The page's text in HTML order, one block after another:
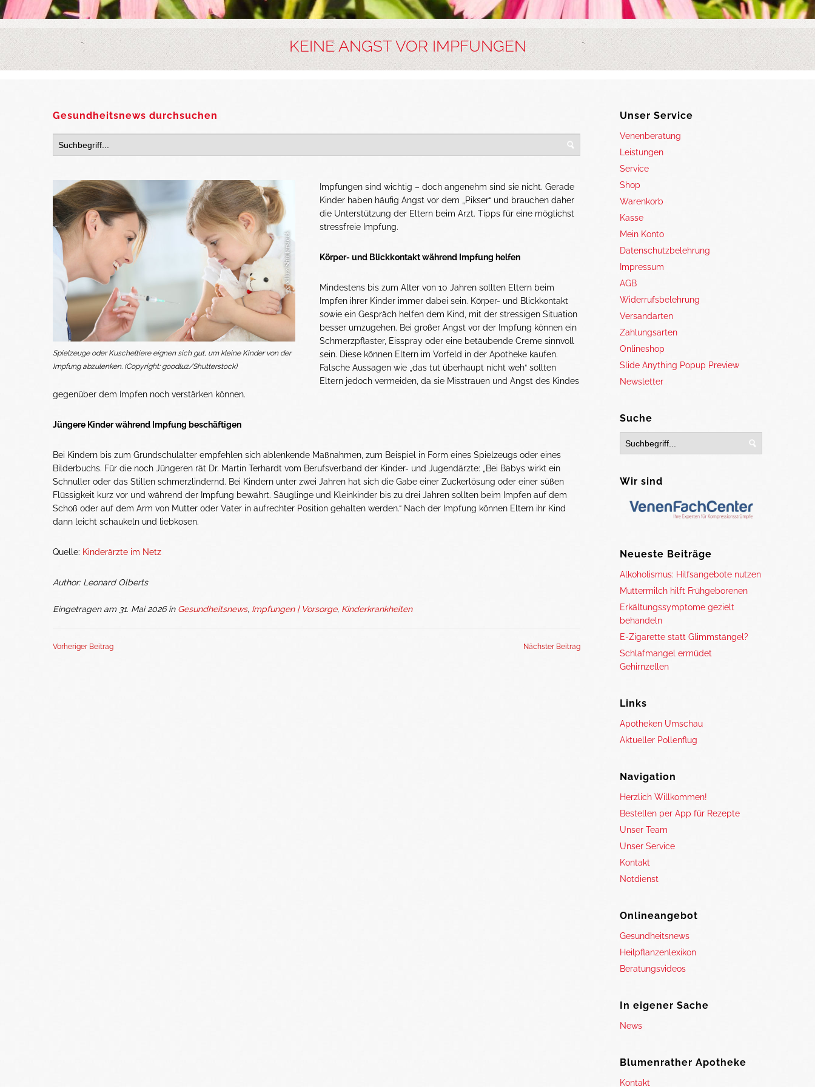
KEINE ANGST VOR IMPFUNGEN
Gesundheitsnews durchsuchen
Spielzeuge oder Kuscheltiere eignen sich gut, um kleine Kinder von der
Impfung abzulenken. (Copyright: goodluz/Shutterstock)
Impfungen sind wichtig – doch angenehm sind sie nicht. Gerade
Kinder haben häufig Angst vor dem „Pikser“ und brauchen daher
die Unterstützung der Eltern beim Arzt. Tipps für eine möglichst
stressfreie Impfung.
Körper- und Blickkontakt während Impfung helfen
Mindestens bis zum Alter von 10 Jahren sollten Eltern beim
Impfen ihrer Kinder immer dabei sein. Körper- und Blickkontakt
sowie ein Gespräch helfen dem Kind, mit der stressigen Situation
besser umzugehen. Bei großer Angst vor der Impfung können ein
Schmerzpflaster, Eisspray oder eine betäubende Creme sinnvoll
sein. Diese können Eltern im Vorfeld in der Apotheke kaufen.
Falsche Aussagen wie „das tut überhaupt nicht weh“ sollten
Eltern jedoch vermeiden, da sie Misstrauen und Angst des Kindes
gegenüber dem Impfen noch verstärken können.
Jüngere Kinder während Impfung beschäftigen
Bei Kindern bis zum Grundschulalter empfehlen sich ablenkende Maßnahmen, zum Beispiel in Form eines Spielzeugs oder eines
Bilderbuchs. Für die noch Jüngeren rät Dr. Martin Terhardt vom Berufsverband der Kinder- und Jugendärzte: „Bei Babys wirkt ein
Schnuller oder das Stillen schmerzlindernd. Bei Kindern unter zwei Jahren hat sich die Gabe einer Zuckerlösung oder einer süßen
Flüssigkeit kurz vor und während der Impfung bewährt. Säuglinge und Kleinkinder bis zu drei Jahren sollten beim Impfen auf dem
Schoß oder auf dem Arm von Mutter oder Vater in aufrechter Position gehalten werden.“ Nach der Impfung können Eltern ihr Kind
dann leicht schaukeln und liebkosen.
Quelle: Kinderärzte im Netz
Author: Leonard Olberts
Eingetragen am 31. Mai 2026 in Gesundheitsnews, Impfungen | Vorsorge, Kinderkrankheiten
Vorheriger Beitrag Nächster Beitrag
Unser Service
Venenberatung
Leistungen
Service
Shop
Warenkorb
Kasse
Mein Konto
Datenschutzbelehrung
Impressum
AGB
Widerrufsbelehrung
Versandarten
Zahlungsarten
Onlineshop
Slide Anything Popup Preview
Newsletter
Suche
Wir sind
Neueste Beiträge
Alkoholismus: Hilfsangebote nutzen
Muttermilch hilft Frühgeborenen
Erkältungssymptome gezielt
behandeln
E-Zigarette statt Glimmstängel?
Schlafmangel ermüdet
Gehirnzellen
Links
Apotheken Umschau
Aktueller Pollenflug
Navigation
Herzlich Willkommen!
Bestellen per App für Rezepte
Unser Team
Unser Service
Kontakt
Notdienst
Onlineangebot
Gesundheitsnews
Heilpflanzenlexikon
Beratungsvideos
In eigener Sache
News
Blumenrather Apotheke
Kontakt